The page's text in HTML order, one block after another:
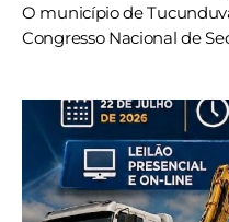
O município de
Congresso Nacional de